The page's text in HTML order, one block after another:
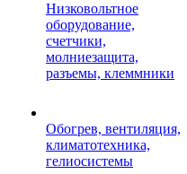
Низковольтное
оборудование,
счетчики,
молниезащита,
разъемы, клеммники
Обогрев, вентиляция,
климатотехника,
гелиосистемы